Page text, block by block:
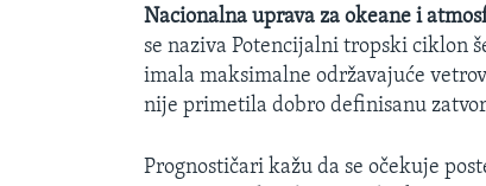
Nacionalna uprava za okeane i
se naziva Potencijalni tropski ciklon
imala maksimalne održavajuće
nije primetila dobro definisanu
Prognostičari kažu da se očekuje